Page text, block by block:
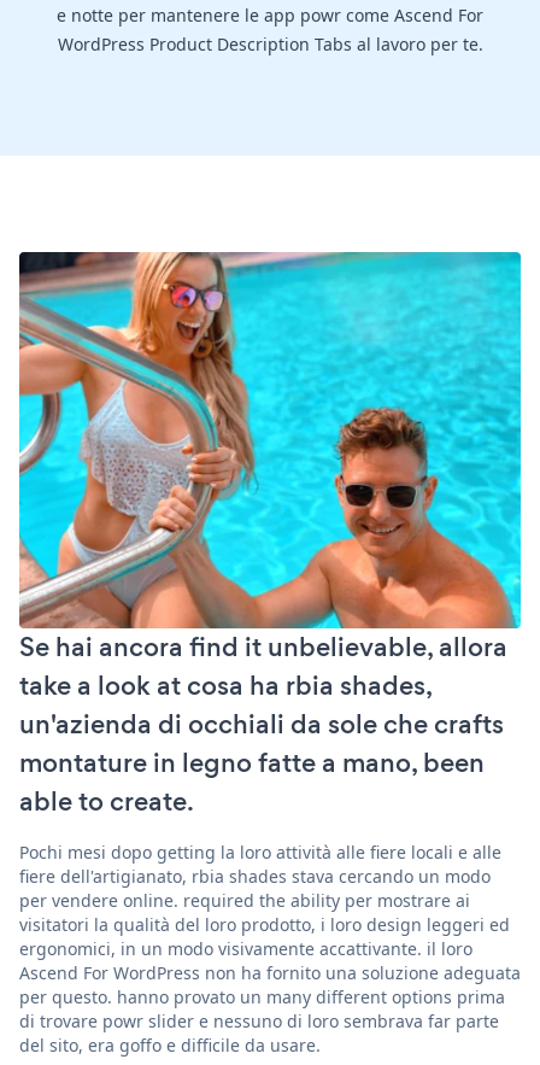
e notte per mantenere le app powr come Ascend For
WordPress Product Description Tabs al lavoro per te.
Se hai ancora find it unbelievable, allora
take a look at cosa ha rbia shades,
un'azienda di occhiali da sole che crafts
montature in legno fatte a mano, been
able to create.
Pochi mesi dopo getting la loro attività alle fiere locali e alle
fiere dell'artigianato, rbia shades stava cercando un modo
per vendere online. required the ability per mostrare ai
visitatori la qualità del loro prodotto, i loro design leggeri ed
ergonomici, in un modo visivamente accattivante. il loro
Ascend For WordPress non ha fornito una soluzione adeguata
per questo. hanno provato un many different options prima
di trovare powr slider e nessuno di loro sembrava far parte
del sito, era goffo e difficile da usare.